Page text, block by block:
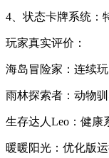
4、状态卡牌系统：
玩家真实评价：
海岛冒险家：连续
雨林探索者：动物
生存达人Leo：健康
暖暖阳光：优化版